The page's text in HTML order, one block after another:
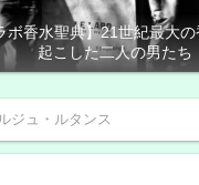
ボ香水聖典】21世紀最大
起こした二人の男たち
ジュ・ルタンス